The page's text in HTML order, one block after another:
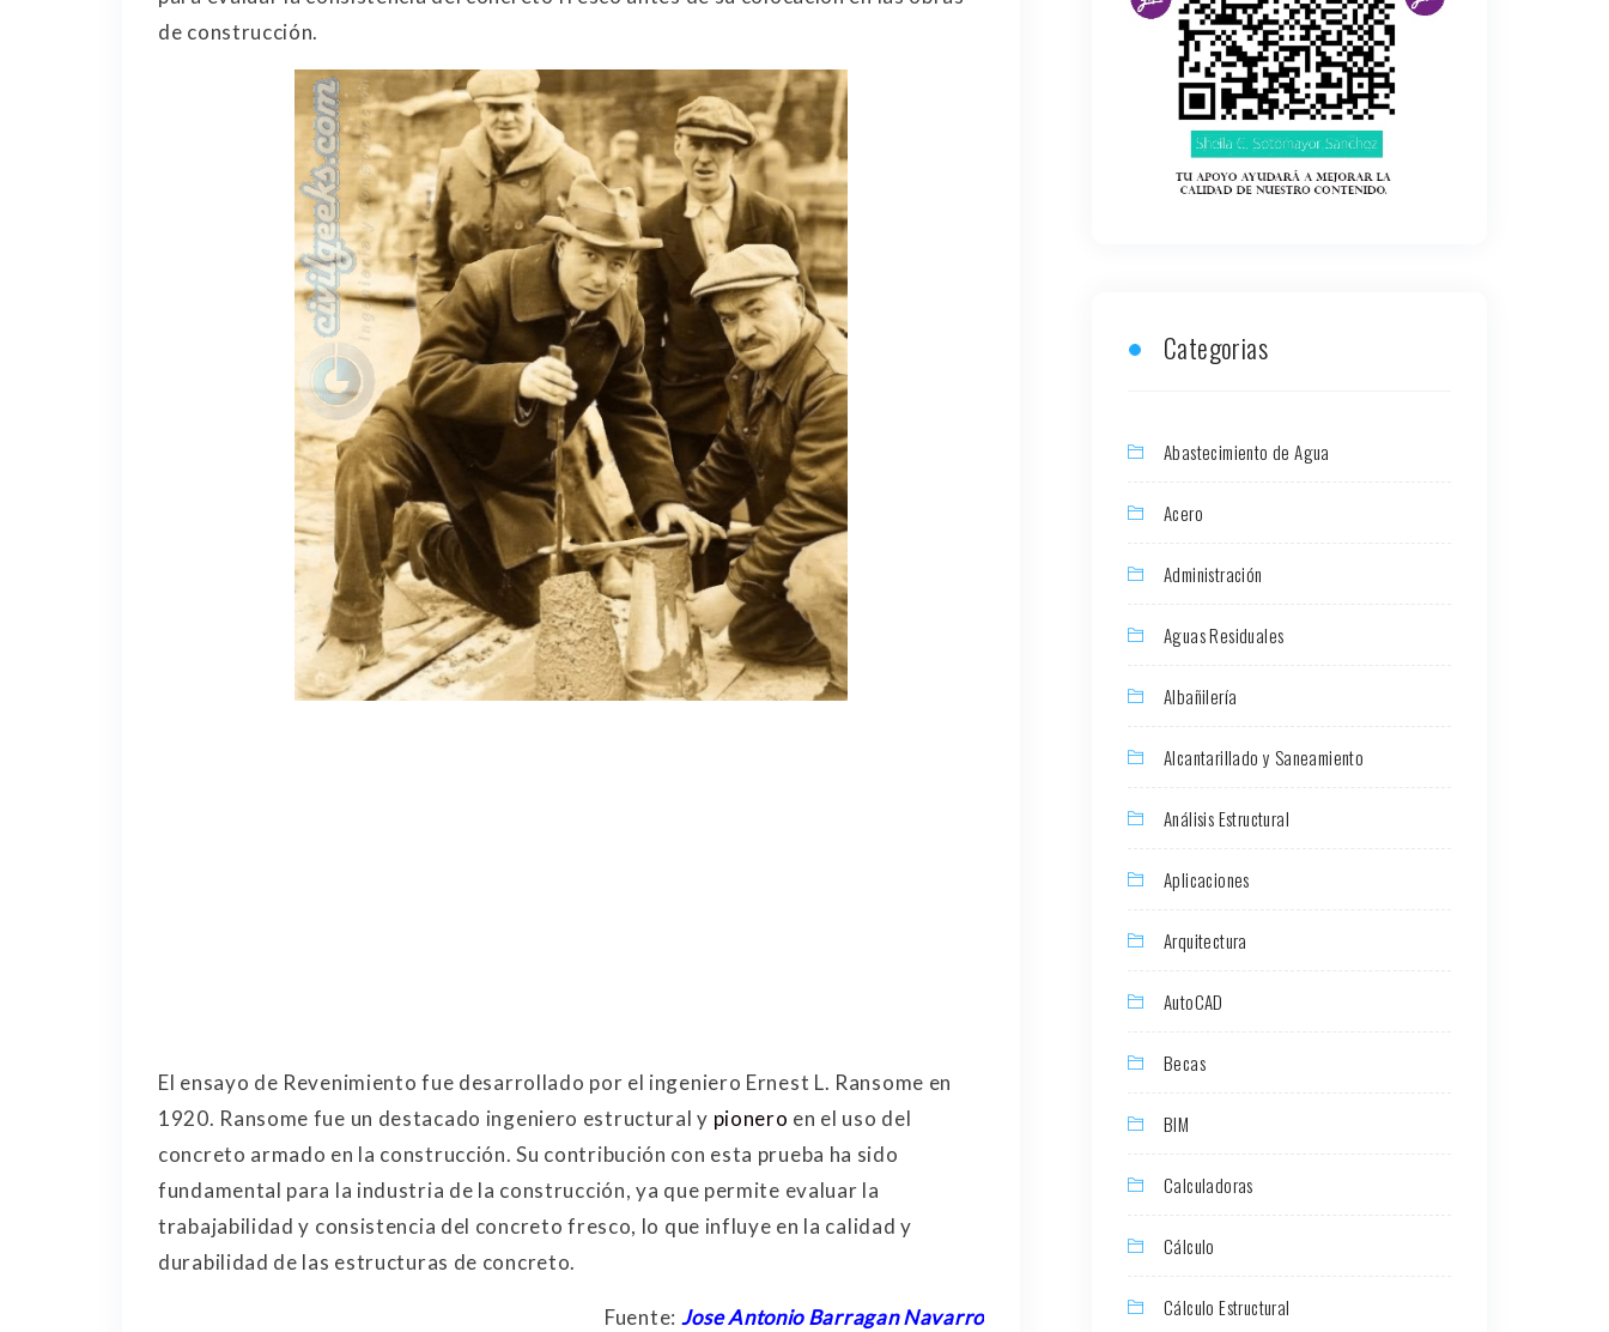
de construcción.
El ensayo de Revenimiento fue desarrollado por el ingeniero Ernest L. Ransome en
1920. Ransome fue un destacado ingeniero estructural y pionero en el uso del
concreto armado en la construcción. Su contribución con esta prueba ha sido
fundamental para la industria de la construcción, ya que permite evaluar la
trabajabilidad y consistencia del concreto fresco, lo que influye en la calidad y
durabilidad de las estructuras de concreto.
Fuente: Jose Antonio Barragan Navarro
Categorias
Abastecimiento de Agua
Acero
Administración
Aguas Residuales
Albañilería
Alcantarillado y Saneamiento
Análisis Estructural
Aplicaciones
Arquitectura
AutoCAD
Becas
BIM
Calculadoras
Cálculo
Cálculo Estructural